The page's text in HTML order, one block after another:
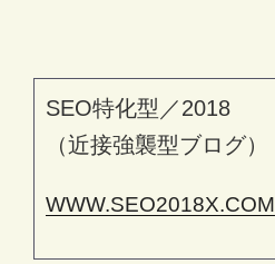
SEO特化型／2018
（近接強襲型ブログ）
WWW.SEO2018X.COM